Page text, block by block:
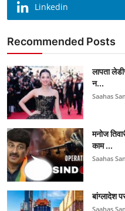
Linkedin
Recommended Posts
लापता
न...
Saahas
मनोज
काम ...
Saahas
बांग्लादेश
Saahas